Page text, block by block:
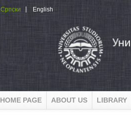
Српски English
HOME PAGE ABOUT US LIBRARY